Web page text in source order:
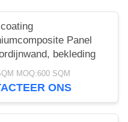
Panel
bekleding
MOQ:600 SQM
ONS